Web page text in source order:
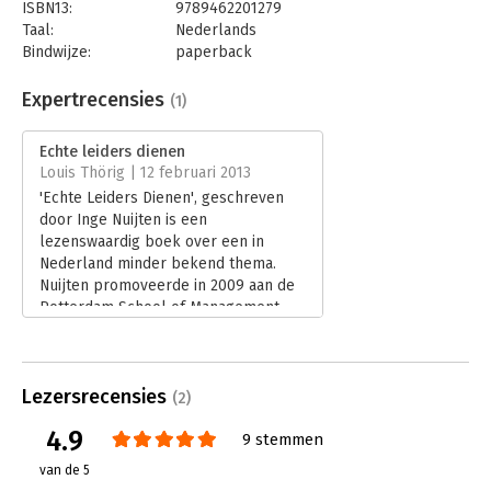
voor iedere leidinggevende die resultaat wil behalen door
mensen centraal te stellen." - Pauline van der Meer Mohr,
Voorzitter College van Bestuur Erasmus Universiteit Rotterdam
ISBN13:
9789462201279
Taal:
Nederlands
Bindwijze:
paperback
Uitgever:
Boom
Verschijningsdatum:
Hoofdrubriek: Leiderschap
Expertrecensies (1)
Echte leiders dienen
Louis Thörig | 12 februari 2013
'Echte Leiders Dienen', geschreven
door Inge Nuijten is een
lezenswaardig boek over een in
Nederland minder bekend thema.
Nuijten promoveerde in 2009 aan de
Rotterdam School of Management,
Naast enkele ander nevenfuncties
Redpoint Company wetenschappelijk
gefundeerd advies en training op het
Lezersrecensies (2)
4.9
van de 5
9 stemmen